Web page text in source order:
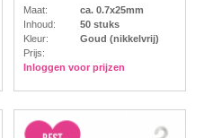
Maat:
ca. 0.7x25mm
Inhoud:
50 stuks
Kleur:
Goud (nikkelvrij)
Prijs:
Inloggen voor prijzen